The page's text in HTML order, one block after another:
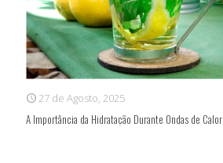
27 de Agosto, 2025
A Importância da Hidratação Durante Ondas de Calor